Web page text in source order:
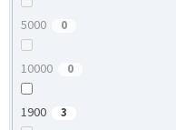
5000 0
10000 0
1900 3